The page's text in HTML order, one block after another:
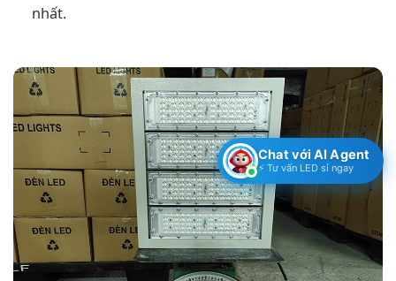
nhất.
Chat với AI Agent
⚡ Tư vấn LED sỉ ngay